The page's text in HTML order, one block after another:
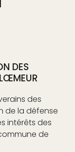
DES
des
de la défense
intérêts des
de